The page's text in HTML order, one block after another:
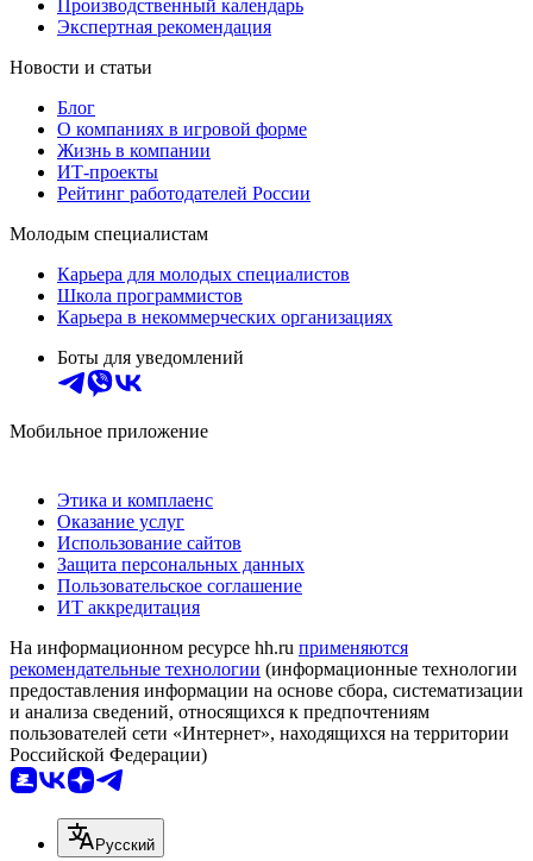
Производственный календарь
Экспертная рекомендация
Новости и статьи
Блог
О компаниях в игровой форме
Жизнь в компании
ИТ-проекты
Рейтинг работодателей России
Молодым специалистам
Карьера для молодых специалистов
Школа программистов
Карьера в некоммерческих организациях
Боты для уведомлений
Мобильное приложение
Этика и комплаенс
Оказание услуг
Использование сайтов
Защита персональных данных
Пользовательское соглашение
ИТ аккредитация
На информационном ресурсе hh.ru применяются
рекомендательные технологии (информационные технологии
предоставления информации на основе сбора, систематизации
и анализа сведений, относящихся к предпочтениям
пользователей сети «Интернет», находящихся на территории
Российской Федерации)
Русский